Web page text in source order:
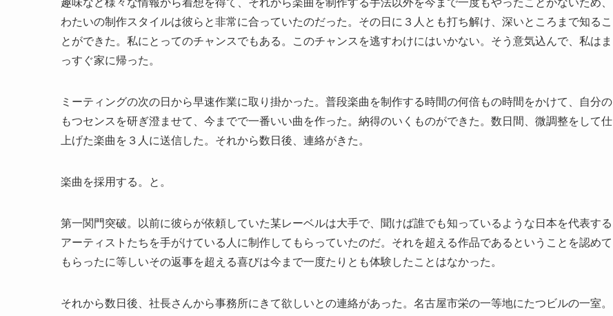
趣味など様々な情報から着想を得て、それから楽曲を制作する手法以外を今まで一度もやったことがないため、
わたいの制作スタイルは彼らと非常に合っていたのだった。その日に３人とも打ち解け、深いところまで知るこ
とができた。私にとってのチャンスでもある。このチャンスを逃すわけにはいかない。そう意気込んで、私はま
っすぐ家に帰った。
ミーティングの次の日から早速作業に取り掛かった。普段楽曲を制作する時間の何倍もの時間をかけて、自分の
もつセンスを研ぎ澄ませて、今までで一番いい曲を作った。納得のいくものができた。数日間、微調整をして仕
上げた楽曲を３人に送信した。それから数日後、連絡がきた。
楽曲を採用する。と。
第一関門突破。以前に彼らが依頼していた某レーベルは大手で、聞けば誰でも知っているような日本を代表する
アーティストたちを手がけている人に制作してもらっていたのだ。それを超える作品であるということを認めて
もらったに等しいその返事を超える喜びは今まで一度たりとも体験したことはなかった。
それから数日後、社長さんから事務所にきて欲しいとの連絡があった。名古屋市栄の一等地にたつビルの一室。